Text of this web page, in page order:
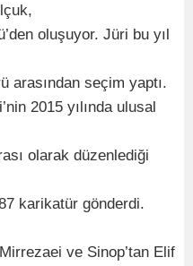
oluşuyor. Jüri bu yıl
arasından seçim yaptı.
2015 yılında ulusal
olarak düzenlediği
karikatür gönderdi.
ve Sinop’tan Elif